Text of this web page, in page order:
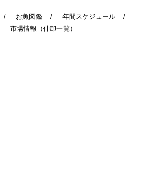
お魚図鑑
年間スケジュール
市場情報（仲卸一覧）